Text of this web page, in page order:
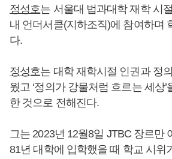
정성호는 서울대 법과대학 재학 시
내 언더서클(지하조직)에 참여하며
다.
정성호는 대학 재학시절 인권과 정
웠고 ‘정의가 강물처럼 흐르는 세상
한 것으로 전해진다.
그는 2023년 12월8일 JTBC 장르만
81년 대학에 입학했을 때 학교 시위